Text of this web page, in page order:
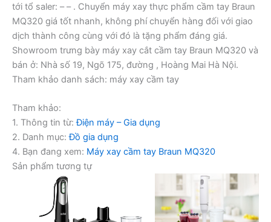
tới tổ saler: – – . Chuyển máy xay thực phẩm cầm tay Braun
MQ320 giá tốt nhanh, không phí chuyển hàng đối với giao
dịch thành công cùng với đó là tặng phẩm đáng giá.
Showroom trưng bày máy xay cắt cầm tay Braun MQ320 và
bán ở: Nhà số 19, Ngõ 175, đường , Hoàng Mai Hà Nội.
Tham khảo danh sách: máy xay cầm tay
Tham khảo:
1. Thông tin từ:Điện máy – Gia dụng
2. Danh mục:Đồ gia dụng
4. Bạn đang xem: Máy xay cầm tay Braun MQ320
Sản phẩm tương tự